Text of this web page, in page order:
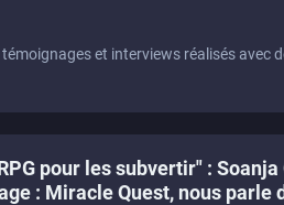
et interviews réalisés
pour les subvertir" : Soanja
: Miracle Quest, nous parle